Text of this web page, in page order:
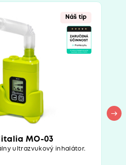
Náš tip
MO-03
ultrazvukový inhalátor.